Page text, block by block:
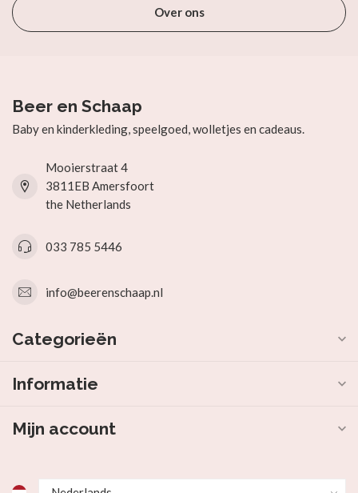
Over ons
Beer en Schaap
Baby en kinderkleding, speelgoed, wolletjes en cadeaus.
Mooierstraat 4
3811EB Amersfoort
the Netherlands
033 785 5446
info@beerenschaap.nl
Categorieën
Informatie
Mijn account